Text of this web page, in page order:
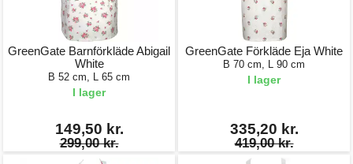
GreenGate Barnförkläde Abigail
White
B 52 cm, L 65 cm
I lager
149,50 kr.
299,00 kr.
GreenGate Förkläde Eja White
B 70 cm, L 90 cm
I lager
335,20 kr.
419,00 kr.